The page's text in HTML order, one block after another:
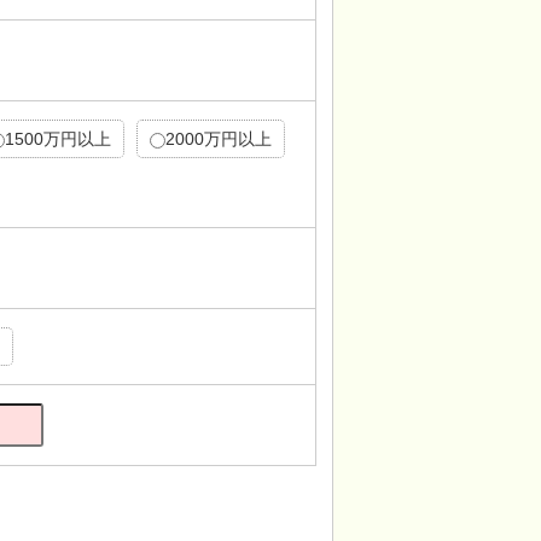
1500万円以上 2000万円以上